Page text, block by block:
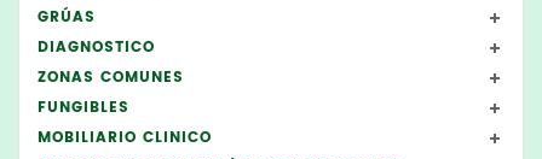
GRÚAS
DIAGNOSTICO
ZONAS COMUNES
FUNGIBLES
MOBILIARIO CLINICO